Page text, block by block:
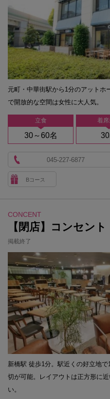
立食
30～60名
着席
元町・中華街駅から1分のアットホ
で開放的な空間は女性に大人気。
Bコース
045-227-6877
CONCENT
【閉店】コンセント
掲載終了
新橋駅 徒歩1分。駅近くの好立地
切が可能。レイアウトは正方形に
い。